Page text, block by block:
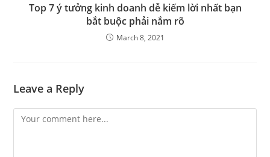
Top 7 ý tưởng kinh doanh dễ kiếm lời nhất bạn
bắt buộc phải nắm rõ
March 8, 2021
Leave a Reply
Comment